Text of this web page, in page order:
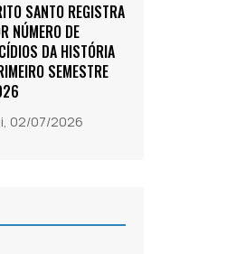
SANTO REGISTRA
NÚMERO DE
DA HISTÓRIA
SEMESTRE
02/07/2026